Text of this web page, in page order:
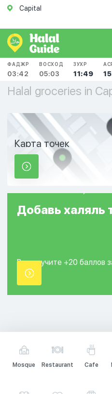
Capital
ФАДЖР
03:42
ВОСХОД
05:03
ЗУХР
11:49
Halal groceries in
Карта точек
Добавь халяль
Вы получите +20 баллов
точки.
Mosque Restaurant Cafe